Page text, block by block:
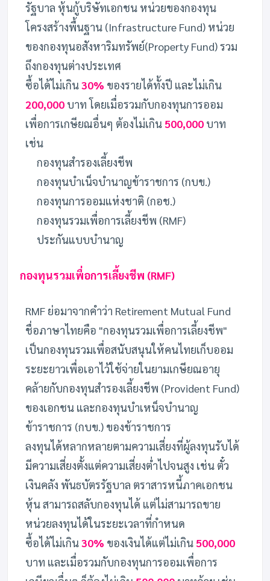
รัฐบาล หุ้นกู้บริษัทเอกชน หน่วยของกองทุน
โครงสร้างพื้นฐาน (Infrastructure Fund) หน่วย
ของกองทุนอสังหาริมทรัพย์(Property Fund) รวม
ถึงกองทุนต่างประเทศ
ซื้อได้ไม่เกิน30% ของรายได้ทั้งปี และไม่เกิน
200,000 บาท โดยเมื่อรวมกับกองทุนการออม
เพื่อการเกษียณอื่นๆ ต้องไม่เกิน 500,000 บาท
เช่น
กองทุนสำรองเลี้ยงชีพ
กองทุนบำเน็จบำนาญข้าราชการ (กบข.)
กองทุนการออมแห่งชาติ (กอช.)
กองทุนรวมเพื่อการเลี้ยงชีพ (RMF)
ประกันแบบบำนาญ
กองทุนรวมเพื่อการเลี้ยงชีพ (RMF)
RMF ย่อมาจากคำว่า Retirement Mutual Fund
ชื่อภาษาไทยคือ "กองทุนรวมเพื่อการเลี้ยงชีพ"
เป็นกองทุนรวมเพื่อสนับสนุนให้คนไทยเก็บออม
ระยะยาวเพื่อเอาไว้ใช้จ่ายในยามเกษียณอายุ
คล้ายกับกองทุนสำรองเลี้ยงชีพ (Provident Fund)
ของเอกชน และกองทุนบำเหน็จบำนาญ
ข้าราชการ (กบข.) ของข้าราชการ
ลงทุนได้หลากหลายตามความเสี่ยงที่ผู้ลงทุนรับได้
มีความเสี่ยงตั้งแต่ความเสี่ยงต่ำไปจนสูง เช่น ตั๋ว
เงินคลัง พันธบัตรรัฐบาล ตราสารหนี้ภาคเอกชน
หุ้น สามารถสลับกองทุนได้ แต่ไม่สามารถขาย
หน่วยลงทุนได้ในระยะเวลาที่กำหนด
ซื้อได้ไม่เกิน30% ของเงินได้แต่ไม่เกิน 500,000
บาท และเมื่อรวมกับกองทุนการออมเพื่อการ